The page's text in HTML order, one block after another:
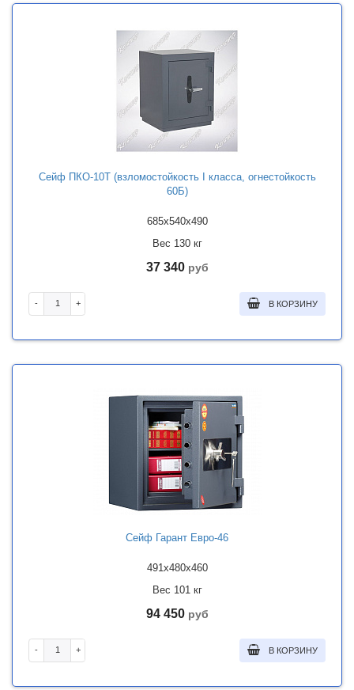
Сейф ПКО-10Т (взломостойкость I класса, огнестойкость
60Б)
685x540x490
Вес 130 кг
37 340 руб
- + В КОРЗИНУ
Сейф Гарант Евро-46
491x480x460
Вес 101 кг
94 450 руб
- + В КОРЗИНУ